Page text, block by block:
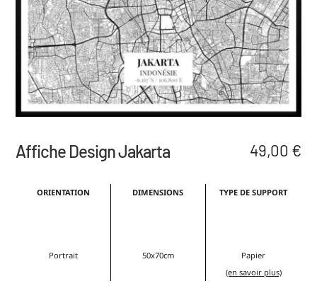
Affiche Design Jakarta 49,00 €
ORIENTATION
Portrait
DIMENSIONS
50x70cm
TYPE DE SUPPORT
Papier
(en savoir plus)